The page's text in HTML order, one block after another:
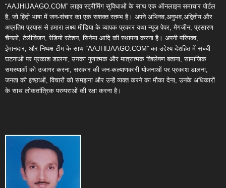
“AAJHIJAAGO.COM” लाइव स्ट्रीमिंग सुविधाओं के साथ एक ऑनलाइन समाचार पोर्टल
है, जो हिंदी भाषा में जन-संचार का एक सशक्त स्तम्भ है। अपने अभिनव,अनुभव,अद्वितीय और
अप्रतिम प्रयास से हमारा लक्ष्य मीडिया के व्यापक प्रकार यथा न्यूज़ पेपर, मैगजीन, प्रसारण
चैनलों, टेलीविजन, रेडियो स्टेशन, सिनेमा आदि की स्थापना करना है। अपनी परिपक्व,
ईमानदार, और निष्पक्ष टीम के साथ “AAJHIJAAGO.COM” का उद्देश्य देशहित में सच्ची
घटनाओं पर प्रकाश डालना, उनका गुणात्मक और मात्रात्मक विश्लेषण बताना, सामाजिक
समस्याओं को उजागर करना, सरकार की जन-कल्याणकारी योजनाओं पर प्रकाश डालना,
जनता की इच्छाओं, विचारों को समझना और उन्हें व्यक्त करने का मौका देना, उनके अधिकारों
के साथ लोकतांत्रिक परम्पराओं की रक्षा करना है।